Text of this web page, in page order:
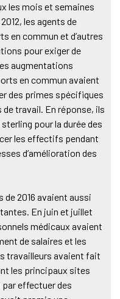
les mois et semaines
les agents de
en commun et d’autres
pour exiger de
augmentations
en commun avaient
des primes spécifiques
travail. En réponse, ils
pour la durée des
les effectifs pendant
d’amélioration des
de 2016 avaient aussi
En juin et juillet
médicaux avaient
de salaires et les
travailleurs avaient fait
les principaux sites
effectuer des